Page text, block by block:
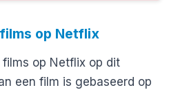
op Netflix
op Netflix op dit
een film is gebaseerd op